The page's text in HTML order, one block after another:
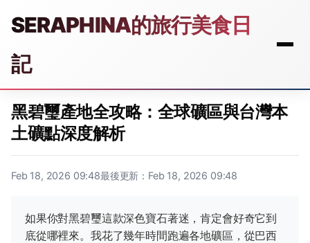
SERAPHINA的旅行美食日
記
黑碧璽產地全攻略：全球礦區與台灣本
土礦點深度解析
Feb 18, 2026 09:48最後更新：Feb 18, 2026 09:48
如果你對黑碧璽這款深色寶石著迷，肯定會好奇它到
底從哪裡來。我花了幾年時間跑遍各地礦區，從巴西